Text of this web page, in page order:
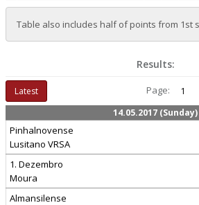
Table also includes half of points from 1st
Results:
Latest Page: 1
14.05.2017 (Sunday)
Pinhalnovense
Lusitano VRSA
1. Dezembro
Moura
Almansilense